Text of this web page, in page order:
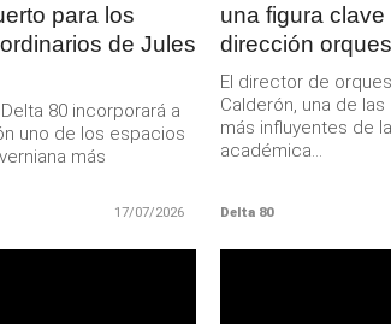
para los
de Jules
80 incorporará a
uno de los espacios
más
17/07/2026
una figura clave
dirección
El director de
Calderón, una de
más influyentes de
académica...
Delta 80